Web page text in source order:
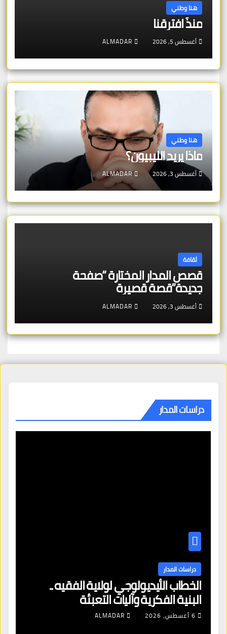
هنا وطني
منذُ افترقنا
أغسطس 5, 2026 ALMADAR
هنا وطني
ماذا يريد الليبيون؟
أغسطس 3, 2026 ALMADAR
ثقافة
قصص المدار المختارة “صفحة
جديدة”قصة قصيرة
أغسطس 3, 2026 ALMADAR
دراسات المدار
دراسات المدار
الخطاب الأيديولوجي لولاية الفقيه ـ
البنية الفكرية وآليات التعبئة
6 أغسطس، 2026 ALMADAR